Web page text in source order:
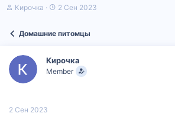
А
т
м
ы
Кирочка
Д
а
ч
а
2 Сен 2023
Домашние питомцы
Кирочка
Member
2 Сен 2023